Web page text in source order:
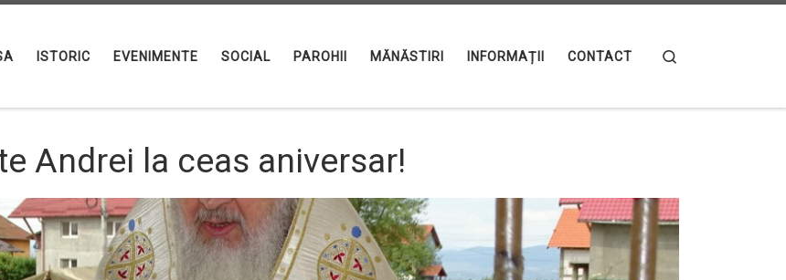
ISTORIC EVENIMENTE SOCIAL PAROHII MĂNĂSTIRI INFORMAȚII CONTACT
Andrei la ceas aniversar!